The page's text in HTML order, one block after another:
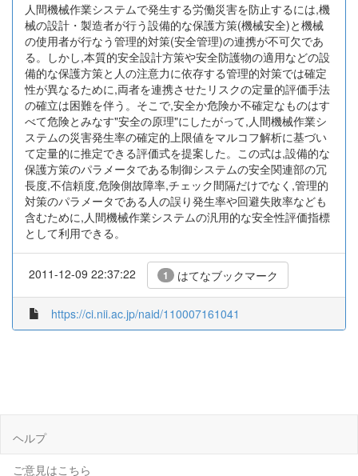
人間機械作業システムで発生する労働災害を防止するには,機
械の設計・製造者が行う設備的な保護方策(機械安全)と機械
の使用者が行なう管理的対策(安全管理)の連携が不可欠であ
る。しかし,本質的安全設計方策や安全防護物の適用などの設
備的な保護方策と人の注意力に依存する管理的対策では確定
性が異なるために,両者を連携させたリスクの定量的評価手法
の確立は困難を伴う。そこで,安全か危険か不確定なものはす
べて危険とみなす"安全の原理"にしたがって,人間機械作業シ
ステムの災害発生率の確定的上限値をマルコフ解析に基づい
て定量的に推定できる評価式を提案した。この式は,設備的な
保護方策のパラメータである制御システムの安全関連部の冗
長度,不信頼度,危険側故障率,チェック間隔だけでなく,管理的
対策のパラメータである人の誤り発生率や回避失敗率なども
含むために,人間機械作業システムの汎用的な安全性評価指標
として利用できる。
2011-12-09 22:37:22 1 はてなブックマーク
https://ci.nii.ac.jp/naid/110007161041
ヘルプ
ご意見はこちら